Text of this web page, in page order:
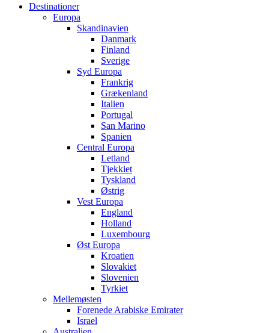
Destinationer
Europa
Skandinavien
Danmark
Finland
Sverige
Syd Europa
Frankrig
Grækenland
Italien
Portugal
San Marino
Spanien
Central Europa
Letland
Tjekkiet
Tyskland
Østrig
Vest Europa
England
Holland
Luxembourg
Øst Europa
Kroatien
Slovakiet
Slovenien
Tyrkiet
Mellemøsten
Forenede Arabiske Emirater
Israel